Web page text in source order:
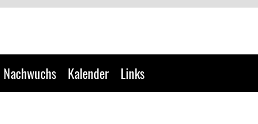
Nachwuchs Kalender Links